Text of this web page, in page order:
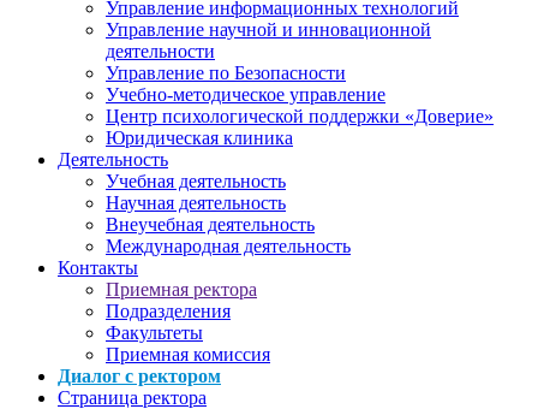
Управление информационных технологий
Управление научной и инновационной
деятельности
Управление по Безопасности
Учебно-методическое управление
Центр психологической поддержки «Доверие»
Юридическая клиника
Деятельность
Учебная деятельность
Научная деятельность
Внеучебная деятельность
Международная деятельность
Контакты
Приемная ректора
Подразделения
Факультеты
Приемная комиссия
Диалог с ректором
Страница ректора